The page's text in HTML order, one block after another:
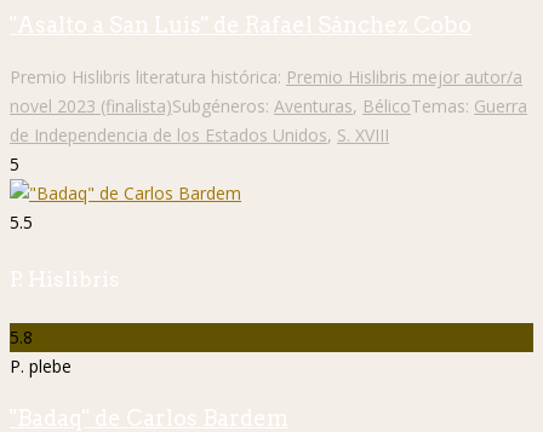
"Asalto a San Luis" de Rafael Sánchez Cobo
Premio Hislibris literatura histórica: Premio Hislibris mejor autor/a
novel 2023 (finalista)Subgéneros: Aventuras, BélicoTemas: Guerra
de Independencia de los Estados Unidos, S. XVIII
5
5.5
P. Hislibris
5.8
P. plebe
"Badaq" de Carlos Bardem